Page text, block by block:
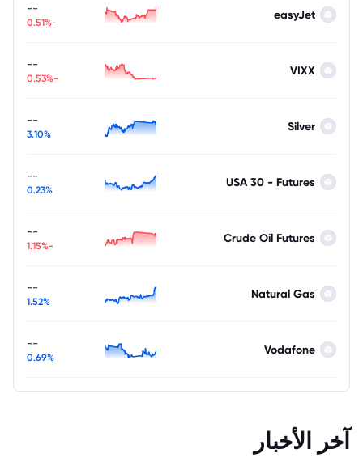
easyJet
--
-0.51%
VIXX
--
-0.53%
Silver
--
3.10%
USA 30 - Futures
--
0.23%
Crude Oil Futures
--
-1.15%
Natural Gas
--
1.52%
Vodafone
--
0.69%
آخر الأخبار